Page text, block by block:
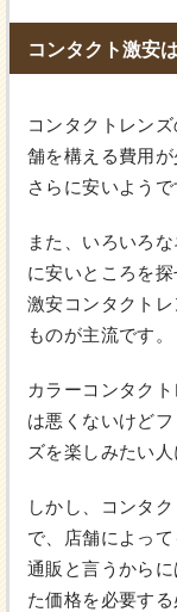
コンタクト激安
コンタクトレン
舗を構える費用
さらに安いようで
また、いろいろ
に安いところを探
激安コンタクト
ものが主流です。
カラーコンタク
は悪くないけど
ズを楽しみたい人
しかし、コンタ
で、店舗によって
通販と言うから
た価格を必要する